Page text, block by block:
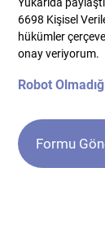
*
6698 Kişisel
hükümler
onay veriyorum.
Robot